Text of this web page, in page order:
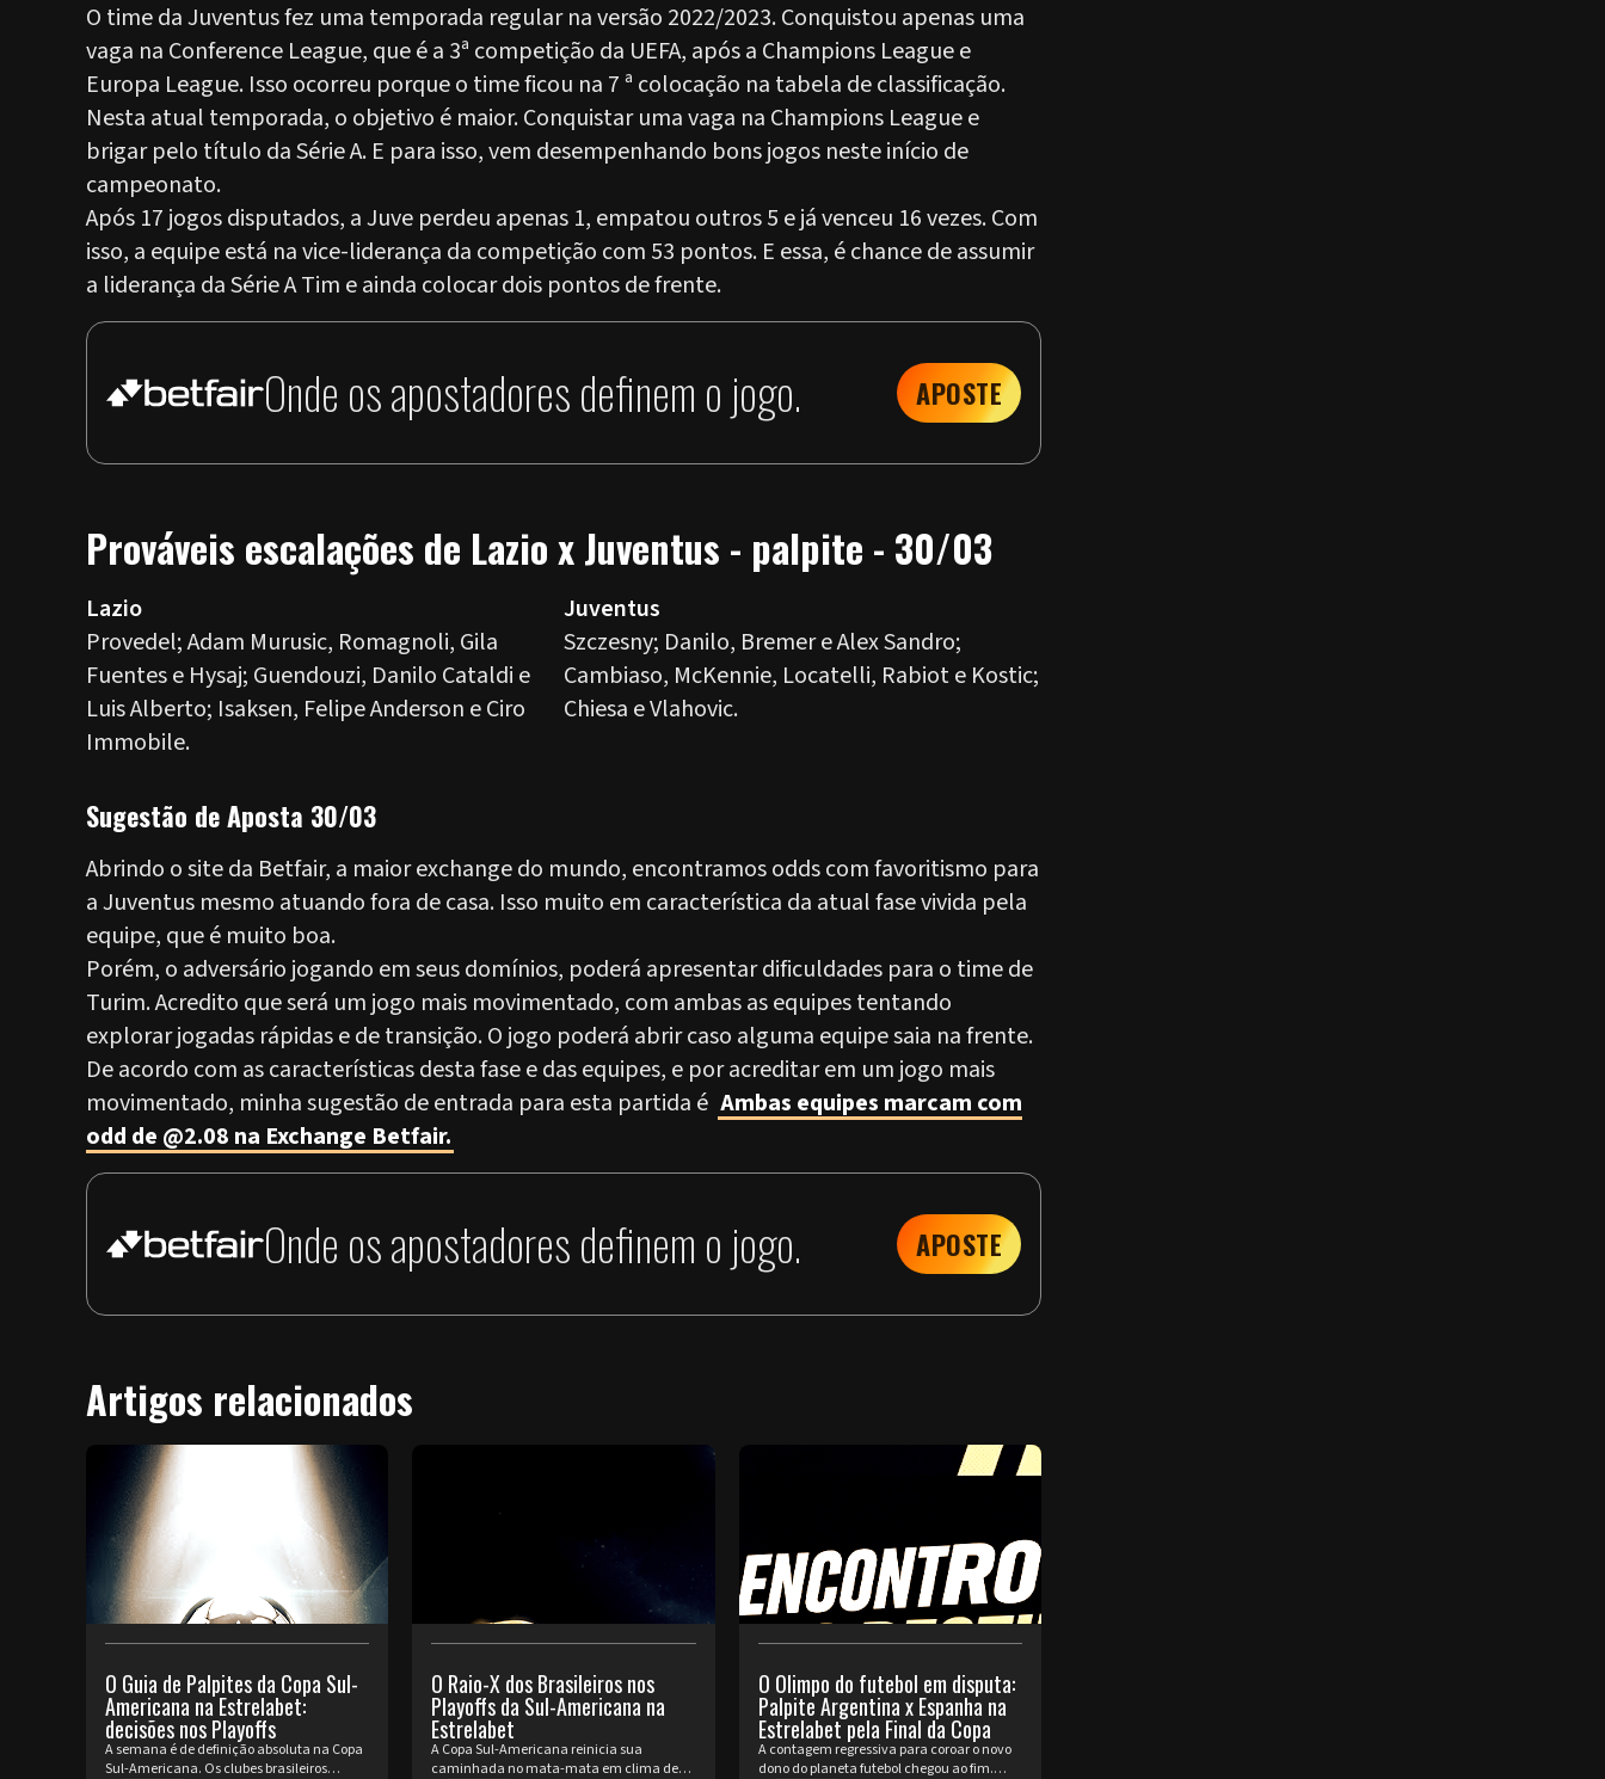
O time da Juventus fez uma temporada regular na versão 2022/2023. Conquistou apenas uma
vaga na Conference League, que é a 3ª competição da UEFA, após a Champions League e
Europa League. Isso ocorreu porque o time ficou na 7 ª colocação na tabela de classificação.
Nesta atual temporada, o objetivo é maior. Conquistar uma vaga na Champions League e
brigar pelo título da Série A. E para isso, vem desempenhando bons jogos neste início de
campeonato.
Após 17 jogos disputados, a Juve perdeu apenas 1, empatou outros 5 e já venceu 16 vezes. Com
isso, a equipe está na vice-liderança da competição com 53 pontos. E essa, é chance de assumir
a liderança da Série A Tim e ainda colocar dois pontos de frente.
Onde os apostadores definem o jogo. APOSTE
Prováveis escalações de Lazio x Juventus - palpite - 30/03
Lazio
Provedel; Adam Murusic, Romagnoli, Gila
Fuentes e Hysaj; Guendouzi, Danilo Cataldi e
Luis Alberto; Isaksen, Felipe Anderson e Ciro
Immobile.
Juventus
Szczesny; Danilo, Bremer e Alex Sandro;
Cambiaso, McKennie, Locatelli, Rabiot e Kostic;
Chiesa e Vlahovic.
Sugestão de Aposta 30/03
Abrindo o site da Betfair, a maior exchange do mundo, encontramos odds com favoritismo para
a Juventus mesmo atuando fora de casa. Isso muito em característica da atual fase vivida pela
equipe, que é muito boa.
Porém, o adversário jogando em seus domínios, poderá apresentar dificuldades para o time de
Turim. Acredito que será um jogo mais movimentado, com ambas as equipes tentando
explorar jogadas rápidas e de transição. O jogo poderá abrir caso alguma equipe saia na frente.
De acordo com as características desta fase e das equipes, e por acreditar em um jogo mais
movimentado, minha sugestão de entrada para esta partida é Ambas equipes marcam com
odd de @2.08 na Exchange Betfair.
Onde os apostadores definem o jogo. APOSTE
Artigos relacionados
O Guia de Palpites da Copa Sul-
Americana na Estrelabet:
decisões nos Playoffs
A semana é de definição absoluta na Copa
Sul-Americana. Os clubes brasileiros
O Raio-X dos Brasileiros nos
Playoffs da Sul-Americana na
Estrelabet
A Copa Sul-Americana reinicia sua
caminhada no mata-mata em clima de
O Olimpo do futebol em disputa:
Palpite Argentina x Espanha na
Estrelabet pela Final da Copa
A contagem regressiva para coroar o novo
dono do planeta futebol chegou ao fim.